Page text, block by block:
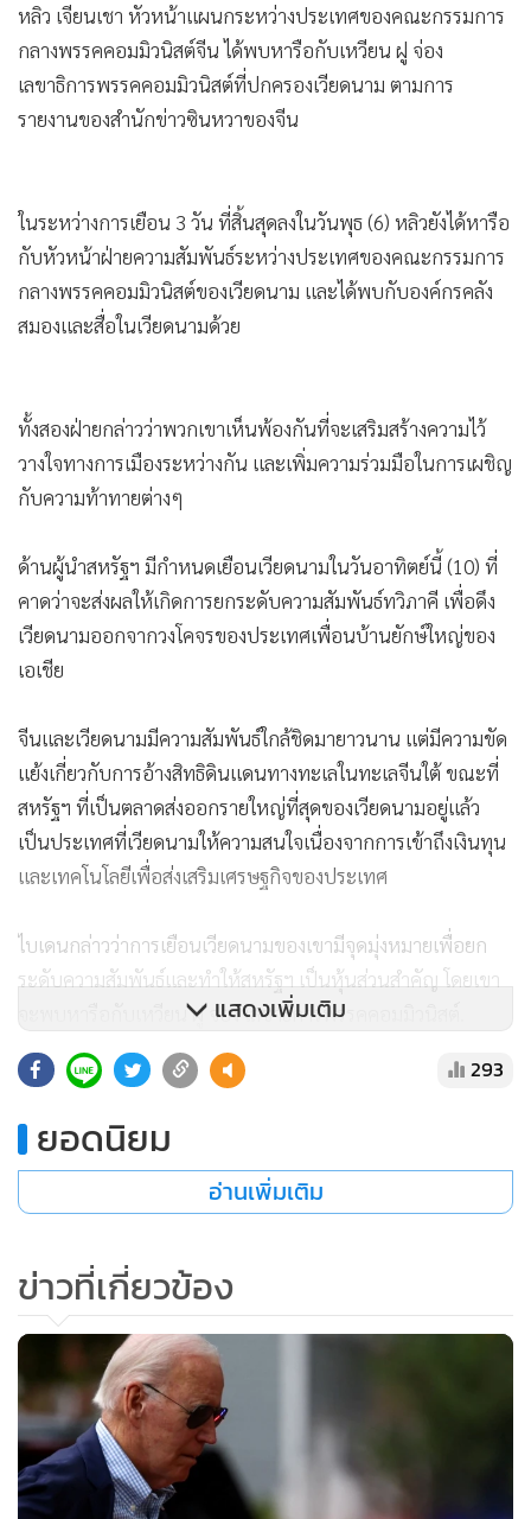
• ชุมชน-คุณภาพชีวิต
• อาชญากรรม
• Motoring
• เกม
•
SMEs
•
หุ้น
• อินโดจีน
• กองทุนรวม
• ญี่ปุ่น
• News1
• Gotomanager
หลิว เจียนเชา หัวหน้าแผนกระหว่างประเทศของคณะกรรมการ
กลางพรรคคอมมิวนิสต์จีน ได้พบหารือกับเหวียน ฝู จ่อง
เลขาธิการพรรคคอมมิวนิสต์ที่ปกครองเวียดนาม ตามการ
รายงานของสำนักข่าวซินหวาของจีน
ในระหว่างการเยือน 3 วัน ที่สิ้นสุดลงในวันพุธ (6) หลิวยังได้หารือ
กับหัวหน้าฝ่ายความสัมพันธ์ระหว่างประเทศของคณะกรรมการ
กลางพรรคคอมมิวนิสต์ของเวียดนาม และได้พบกับองค์กรคลัง
สมองและสื่อในเวียดนามด้วย
ทั้งสองฝ่ายกล่าวว่าพวกเขาเห็นพ้องกันที่จะเสริมสร้างความไว้
วางใจทางการเมืองระหว่างกัน และเพิ่มความร่วมมือในการเผชิญ
กับความท้าทายต่างๆ
ด้านผู้นำสหรัฐฯ มีกำหนดเยือนเวียดนามในวันอาทิตย์นี้ (10) ที่
คาดว่าจะส่งผลให้เกิดการยกระดับความสัมพันธ์ทวิภาคี เพื่อดึง
เวียดนามออกจากวงโคจรของประเทศเพื่อนบ้านยักษ์ใหญ่ของ
เอเชีย
จีนและเวียดนามมีความสัมพันธ์ใกล้ชิดมายาวนาน แต่มีความขัด
แย้งเกี่ยวกับการอ้างสิทธิดินแดนทางทะเลในทะเลจีนใต้ ขณะที่
สหรัฐฯ ที่เป็นตลาดส่งออกรายใหญ่ที่สุดของเวียดนามอยู่แล้ว
เป็นประเทศที่เวียดนามให้ความสนใจเนื่องจากการเข้าถึงเงินทุน
และเทคโนโลยีเพื่อส่งเสริมเศรษฐกิจของประเทศ
ไบเดนกล่าวว่าการเยือนเวียดนามของเขามีจุดมุ่งหมายเพื่อยก
ระดับความสัมพันธ์และทำให้สหรัฐฯ เป็นหุ้นส่วนสำคัญ โดยเขา
จะพบหารือกับเหวียน ฝู จ่อง เลขาธิการพรรคคอมมิวนิสต์.
293
ยอดนิยม
อ่านเพิ่มเติม
ข่าวที่เกี่ยวข้อง